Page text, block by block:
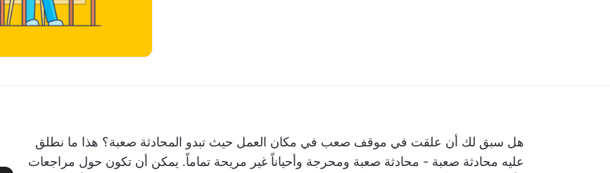
هل سبق لك أن علقت في موقف صعب في مكان العمل حيث تبدو المحادثة صعبة؟ هذا ما نطلق
عليه محادثة صعبة - محادثة صعبة ومحرجة وأحياناً غير مريحة تماماً. يمكن أن تكون حول مراجعات